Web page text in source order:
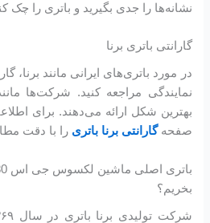
نشانه‌ها را جدی بگیرید و باتری را چک
گارانتی باتری برنا
در مورد باتری‌های ایرانی مانند برنا،
نمایندگی مراجعه کنید. شرکت‌ها
بهترین شکل ارائه می‌دهند. برای
صفحه گارانتی برنا باتری را با دقت
بخریم؟